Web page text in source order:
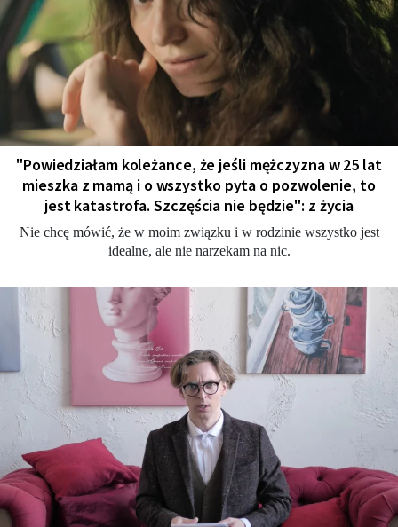
"Powiedziałam koleżance, że jeśli mężczyzna w 25 lat
mieszka z mamą i o wszystko pyta o pozwolenie, to
jest katastrofa. Szczęścia nie będzie": z życia
Nie chcę mówić, że w moim związku i w rodzinie wszystko jest
idealne, ale nie narzekam na nic.